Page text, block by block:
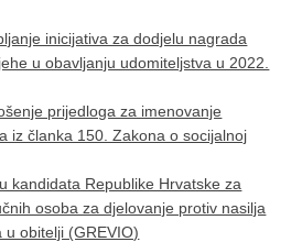
inicijativa za dodjelu nagrada
u obavljanju udomiteljstva u 2022.
prijedloga za imenovanje
iz članka 150. Zakona o socijalnoj
kandidata Republike Hrvatske za
osoba za djelovanje protiv nasilja
u obitelji (GREVIO)